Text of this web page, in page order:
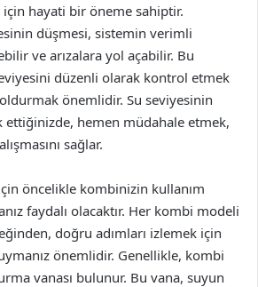
için hayati bir öneme sahiptir.
düşmesi, sistemin verimli
ve arızalara yol açabilir. Bu
düzenli olarak kontrol etmek
önemlidir. Su seviyesinin
hemen müdahale etmek,
sağlar.
öncelikle kombinizin kullanım
faydalı olacaktır. Her kombi modeli
doğru adımları izlemek için
önemlidir. Genellikle, kombi
vanası bulunur. Bu vana, suyun